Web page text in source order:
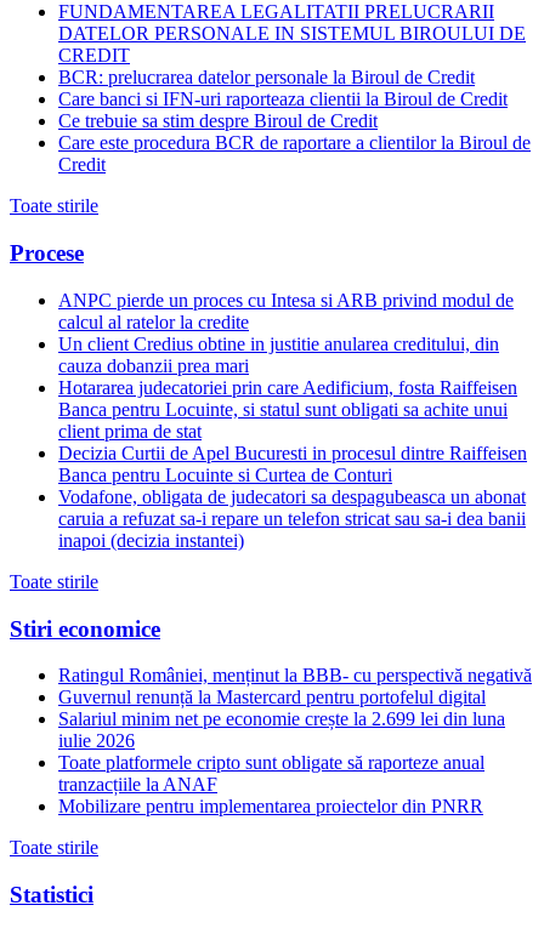
FUNDAMENTAREA LEGALITATII PRELUCRARII
DATELOR PERSONALE IN SISTEMUL BIROULUI DE
CREDIT
BCR: prelucrarea datelor personale la Biroul de Credit
Care banci si IFN-uri raporteaza clientii la Biroul de Credit
Ce trebuie sa stim despre Biroul de Credit
Care este procedura BCR de raportare a clientilor la Biroul de
Credit
Toate stirile
Procese
ANPC pierde un proces cu Intesa si ARB privind modul de
calcul al ratelor la credite
Un client Credius obtine in justitie anularea creditului, din
cauza dobanzii prea mari
Hotararea judecatoriei prin care Aedificium, fosta Raiffeisen
Banca pentru Locuinte, si statul sunt obligati sa achite unui
client prima de stat
Decizia Curtii de Apel Bucuresti in procesul dintre Raiffeisen
Banca pentru Locuinte si Curtea de Conturi
Vodafone, obligata de judecatori sa despagubeasca un abonat
caruia a refuzat sa-i repare un telefon stricat sau sa-i dea banii
inapoi (decizia instantei)
Toate stirile
Stiri economice
Ratingul României, menținut la BBB- cu perspectivă negativă
Guvernul renunță la Mastercard pentru portofelul digital
Salariul minim net pe economie crește la 2.699 lei din luna
iulie 2026
Toate platformele cripto sunt obligate să raporteze anual
tranzacțiile la ANAF
Mobilizare pentru implementarea proiectelor din PNRR
Toate stirile
Statistici